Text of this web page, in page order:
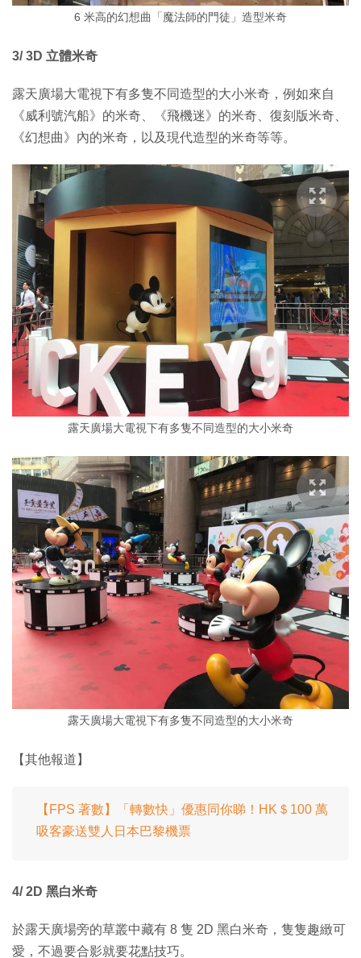
6 米高的幻想曲「魔法師的門徒」造型米奇
3/ 3D 立體米奇
露天廣場大電視下有多隻不同造型的大小米奇，例如來自
《威利號汽船》的米奇、《飛機迷》的米奇、復刻版米奇、
《幻想曲》內的米奇，以及現代造型的米奇等等。
露天廣場大電視下有多隻不同造型的大小米奇
露天廣場大電視下有多隻不同造型的大小米奇
【其他報道】
【FPS 著數】「轉數快」優惠同你睇！HK＄100 萬
吸客豪送雙人日本巴黎機票
4/ 2D 黑白米奇
於露天廣場旁的草叢中藏有 8 隻 2D 黑白米奇，隻隻趣緻可
愛，不過要合影就要花點技巧。